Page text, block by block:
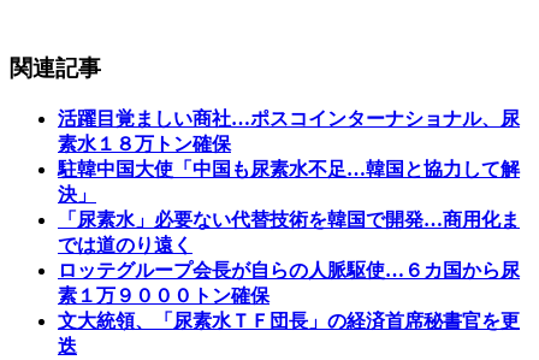
関連記事
活躍目覚ましい商社…ポスコインターナショナル、尿
素水１８万トン確保
駐韓中国大使「中国も尿素水不足…韓国と協力して解
決」
「尿素水」必要ない代替技術を韓国で開発…商用化ま
では道のり遠く
ロッテグループ会長が自らの人脈駆使…６カ国から尿
素１万９０００トン確保
文大統領、「尿素水ＴＦ団長」の経済首席秘書官を更
迭